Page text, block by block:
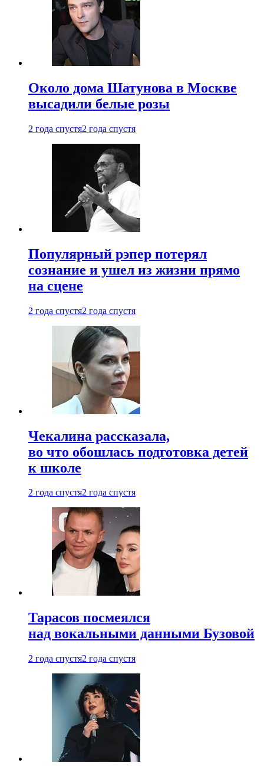
Около дома Шатунова в Москве
высадили белые розы
2 года спустя2 года спустя
Популярный рэпер потерял
сознание и ушел из жизни прямо
на сцене
2 года спустя2 года спустя
Чекалина рассказала,
во что обошлась подготовка детей
к школе
2 года спустя2 года спустя
Тарасов посмеялся
над вокальными данными Бузовой
2 года спустя2 года спустя